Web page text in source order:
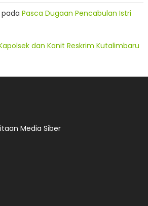
Pasca Dugaan Pencabulan Istri
dan Kanit Reskrim Kutalimbaru
Media Siber